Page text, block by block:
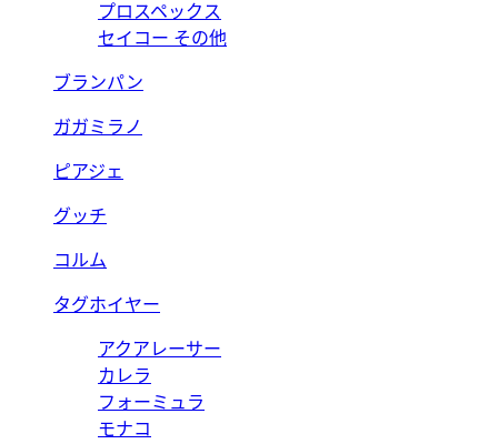
プロスペックス
セイコー その他
ブランパン
ガガミラノ
ピアジェ
グッチ
コルム
タグホイヤー
アクアレーサー
カレラ
フォーミュラ
モナコ